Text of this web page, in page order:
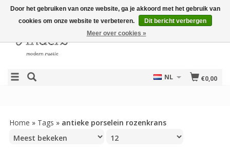
€0,00
NL
Home » Tags » antieke porselein rozenkrans
Door het gebruiken van onze website, ga je akkoord met het gebruik van
cookies om onze website te verbeteren.
Dit bericht verbergen
Meer over cookies »